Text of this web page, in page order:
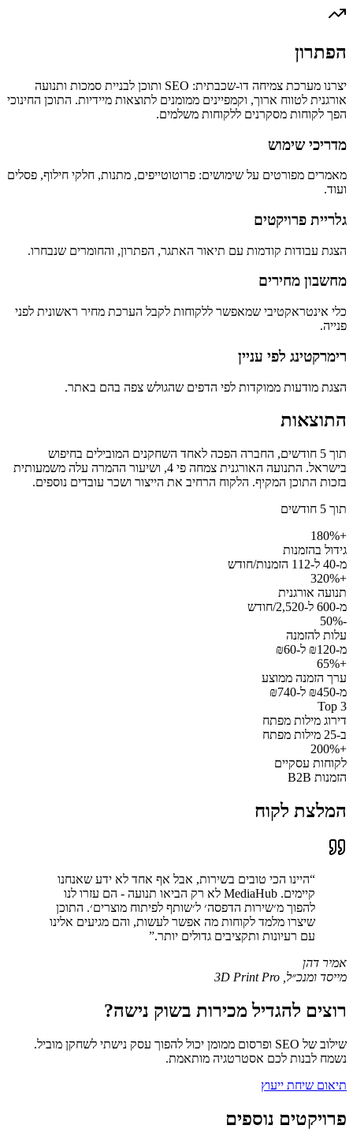
הפתרון
יצרנו מערכת צמיחה דו-שכבתית: SEO ותוכן לבניית סמכות ותנועה
אורגנית לטווח ארוך, וקמפיינים ממומנים לתוצאות מיידיות. התוכן החינוכי
הפך לקוחות מסקרנים ללקוחות משלמים.
מדריכי שימוש
מאמרים מפורטים על שימושים: פרוטוטייפים, מתנות, חלקי חילוף, פסלים
ועוד.
גלריית פרויקטים
הצגת עבודות קודמות עם תיאור האתגר, הפתרון, והחומרים שנבחרו.
מחשבון מחירים
כלי אינטראקטיבי שמאפשר ללקוחות לקבל הערכת מחיר ראשונית לפני
פנייה.
רימרקטינג לפי עניין
הצגת מודעות ממוקדות לפי הדפים שהגולש צפה בהם באתר.
התוצאות
תוך 5 חודשים, החברה הפכה לאחד השחקנים המובילים בחיפוש
בישראל. התנועה האורגנית צמחה פי 4, ושיעור ההמרה עלה משמעותית
בזכות התוכן המקיף. הלקוח הרחיב את הייצור ושכר עובדים נוספים.
תוך 5 חודשים
+180%
גידול בהזמנות
מ-40 ל-112 הזמנות/חודש
+320%
תנועה אורגנית
מ-600 ל-2,520/חודש
-50%
עלות להזמנה
מ-₪120 ל-₪60
+65%
ערך הזמנה ממוצע
מ-₪450 ל-₪740
Top 3
דירוג מילות מפתח
ב-25 מילות מפתח
+200%
לקוחות עסקיים
הזמנות B2B
המלצת לקוח
“היינו הכי טובים בשירות, אבל אף אחד לא ידע שאנחנו
קיימים. MediaHub לא רק הביאו תנועה - הם עזרו לנו
להפוך מ׳שירות הדפסה׳ ל׳שותף לפיתוח מוצרים׳. התוכן
שיצרו מלמד לקוחות מה אפשר לעשות, והם מגיעים אלינו
עם רעיונות ותקציבים גדולים יותר.”
אמיר דהן
מייסד ומנכ״ל 3D Print Pro
רוצים להגדיל מכירות בשוק נישה?
שילוב של SEO ופרסום ממומן יכול להפוך עסק נישתי לשחקן מוביל.
נשמח לבנות לכם אסטרטגיה מותאמת.
תיאום שיחת ייעוץ
פרויקטים נוספים